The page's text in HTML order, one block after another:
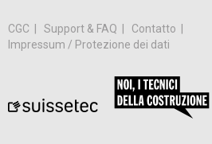
CGC Support & FAQ
Contatto
Impressum / Protezione dei dati